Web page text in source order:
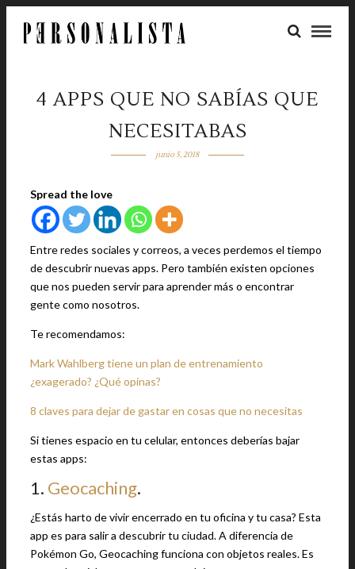
4 APPS QUE NO SABÍAS QUE
NECESITABAS
junio 5, 2018
Spread the love
Entre redes sociales y correos, a veces perdemos el tiempo
de descubrir nuevas apps. Pero también existen opciones
que nos pueden servir para aprender más o encontrar
gente como nosotros.
Te recomendamos:
Mark Wahlberg tiene un plan de entrenamiento
¿exagerado? ¿Qué opinas?
8 claves para dejar de gastar en cosas que no necesitas
Si tienes espacio en tu celular, entonces deberías bajar
estas apps:
1. Geocaching.
¿Estás harto de vivir encerrado en tu oficina y tu casa? Esta
app es para salir a descubrir tu ciudad. A diferencia de
Pokémon Go, Geocaching funciona con objetos reales. Es